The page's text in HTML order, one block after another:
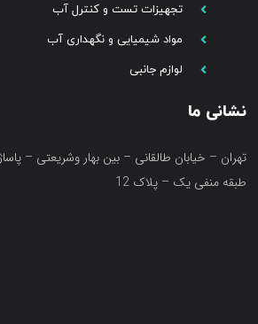
تجهیزات تست و کنترل آب
مواد شیمیایی و نگهداری آب
لوازم جانبی
نشانی ما
تهران – خیابان طالقانی – بین بهار وشریعتی –
طبقه منفی یک – پلاک 12